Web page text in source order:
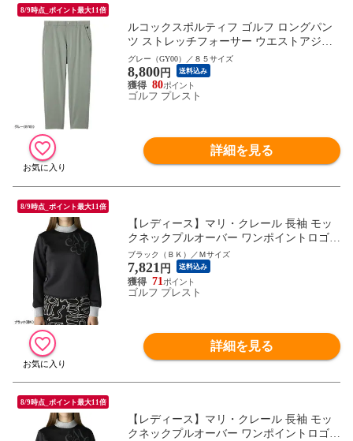
8/9時点_ポイント最大11倍
ルコックスポルティフ ゴルフ ロングパン
ツ ストレッチフォーサー ウエストアジャ
スター保温パンツ メンズ LG5FLP53M 9分
丈 武井壮着用 ボトムス 2025年秋冬 le coq s
portif
グレー（GY00）／８５サイズ
8,800円 送料込み
80
ゴルフ プレスト
詳細を見る
8/9時点_ポイント最大11倍
【レディース】マリ・クレール 長袖 モッ
クネックプルオーバー ワンポイントロゴ 7
35-550 ゴルフウェア トップス カットソー
トレーナー 2025年秋冬 735550 marie claire
ブラック（ＢＫ）／Ｍサイズ
7,821 円 送料込み
71
ゴルフ プレスト
詳細を見る
8/9時点_ポイント最大11倍
【レディース】マリ・クレール 長袖 モッ
クネックプルオーバー ワンポイントロゴ 7